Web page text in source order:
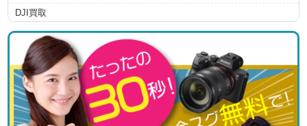
DJI買取